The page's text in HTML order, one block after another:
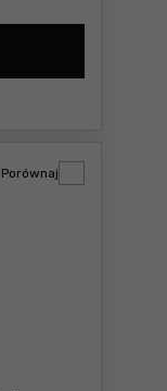
54mm
Porównaj